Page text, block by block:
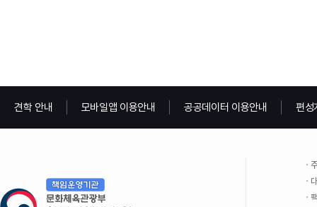
견학 안내 모바일앱 이용안내 공공데이터 이용안내 편성